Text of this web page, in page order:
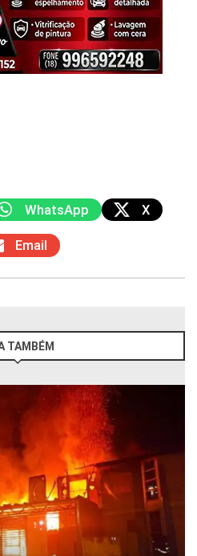
WhatsApp X
Email
TAMBÉM